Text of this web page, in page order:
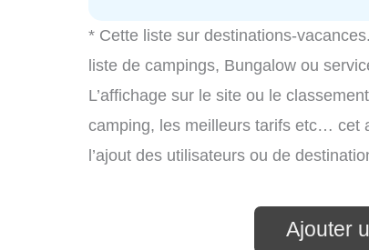
* Cette liste sur destinations-
liste de campings, Bungalow ou
L’affichage sur le site ou le
camping, les meilleurs tarifs etc… cet
l’ajout des utilisateurs ou de
Ajouter